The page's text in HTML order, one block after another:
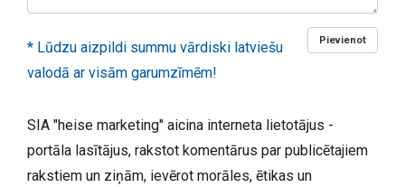
Pievienot
* Lūdzu aizpildi summu vārdiski latviešu
valodā ar visām garumzīmēm!
SIA "heise marketing" aicina interneta lietotājus -
portāla lasītājus, rakstot komentārus par publicētajiem
rakstiem un ziņām, ievērot morāles, ētikas un